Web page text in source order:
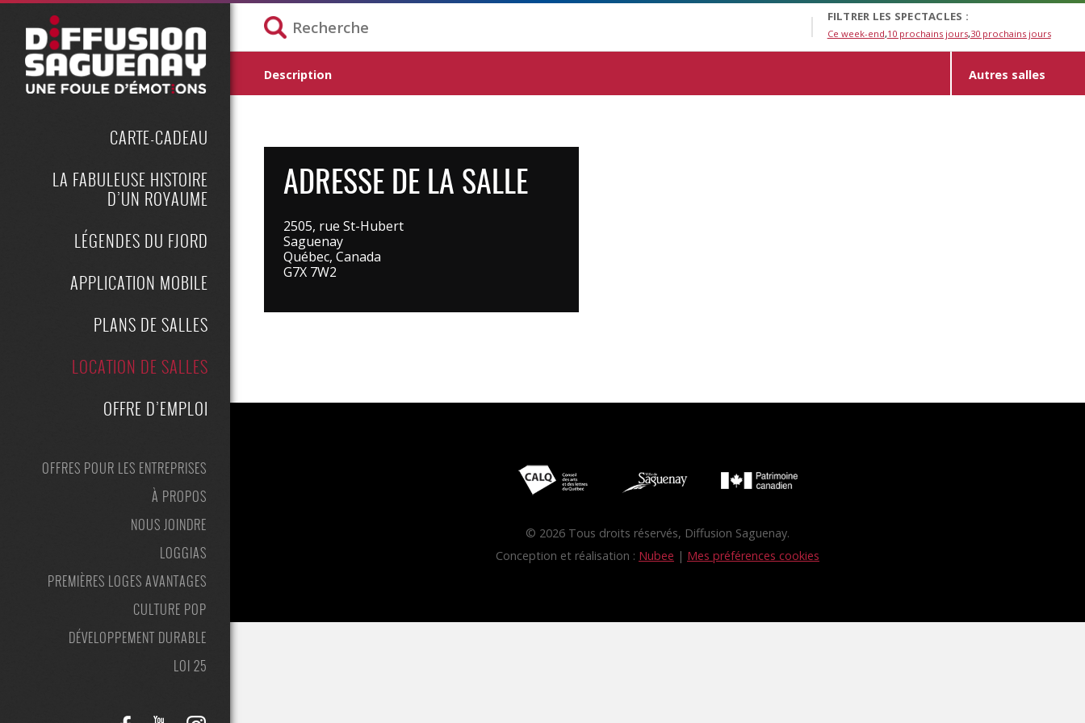
CARTE-CADEAU
LA FABULEUSE HISTOIRE
D’UN ROYAUME
LÉGENDES DU FJORD
APPLICATION MOBILE
PLANS DE SALLES
LOCATION DE SALLES
OFFRE D’EMPLOI
OFFRES POUR LES ENTREPRISES
À PROPOS
NOUS JOINDRE
LOGGIAS
PREMIÈRES LOGES AVANTAGES
CULTURE POP
DÉVELOPPEMENT DURABLE
LOI 25
FILTRER LES SPECTACLES :
Ce week-end 10 prochains jours 30 prochains jours
Description Autres salles
ADRESSE DE LA SALLE
2505, rue St-Hubert
Saguenay
Québec, Canada
G7X 7W2
© 2026 Tous droits réservés, Diffusion Saguenay.
Conception et réalisation : Nubee | Mes préférences cookies